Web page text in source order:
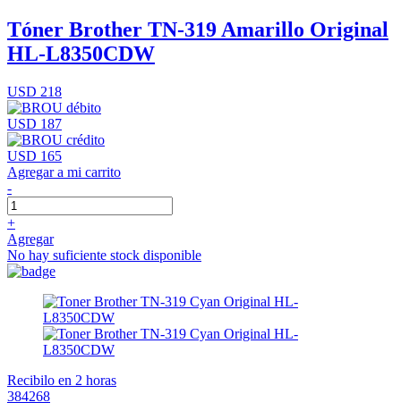
Tóner Brother TN-319 Amarillo Original
HL-L8350CDW
USD 218
USD 187
USD 165
Agregar a mi carrito
-
+
Agregar
No hay suficiente stock disponible
Recibilo en 2 horas
384268